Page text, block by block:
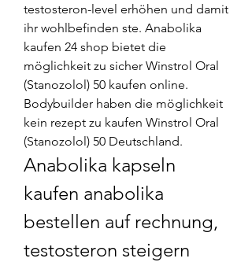
testosteron-level erhöhen und damit
ihr wohlbefinden ste. Anabolika
kaufen 24 shop bietet die
möglichkeit zu sicher Winstrol Oral
(Stanozolol) 50 kaufen online.
Bodybuilder haben die möglichkeit
kein rezept zu kaufen Winstrol Oral
(Stanozolol) 50 Deutschland.
Anabolika kapseln
kaufen anabolika
bestellen auf rechnung,
testosteron steigern